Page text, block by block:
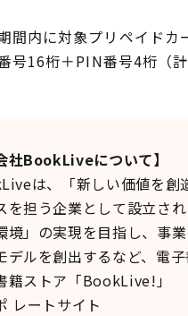
間内に対象プリペイドカ
号16桁＋PIN番号4桁（
社BookLiveについて】
は、「新しい価値を創
を担う企業として設立さ
境」の実現を目指し、事
デルを創出するなど、電
籍ストア「BookLive!」
ポ レートサイ